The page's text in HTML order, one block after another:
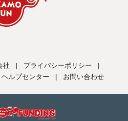
社 | プライバシーポリシー
|
ヘルプセンター | お問い合わせ